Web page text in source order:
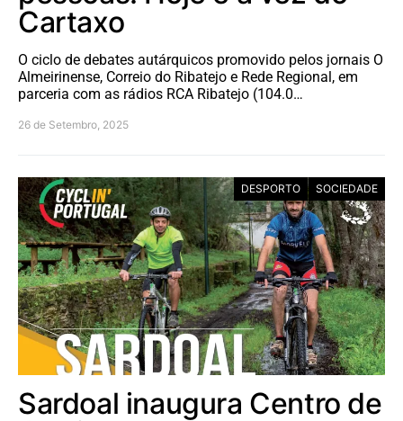
Cartaxo
O ciclo de debates autárquicos promovido pelos jornais O
Almeirinense, Correio do Ribatejo e Rede Regional, em
parceria com as rádios RCA Ribatejo (104.0…
26 de Setembro, 2025
DESPORTO SOCIEDADE
Sardoal inaugura Centro de